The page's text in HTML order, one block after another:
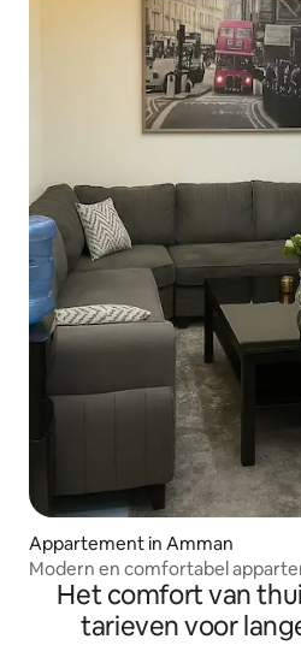
Appartement in Amman
Modern en comfortabel
Het comfort van
tarieven voor